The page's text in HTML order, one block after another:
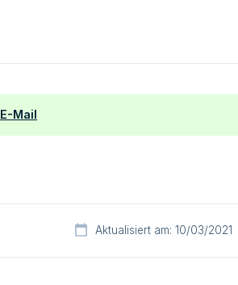
E-Mail
Aktualisiert am: 10/03/2021